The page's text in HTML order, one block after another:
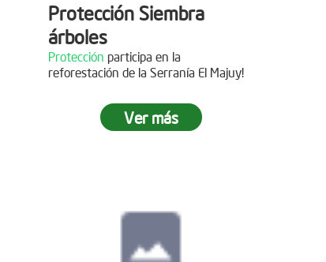
Protección Siembra
árboles
Protección participa en la
reforestación de la Serranía El Majuy!
Ver más